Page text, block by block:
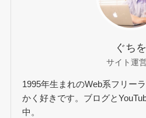
ぐちを
サイト運
1995年生まれのWeb系フリー
かく好きです。ブログと
中。